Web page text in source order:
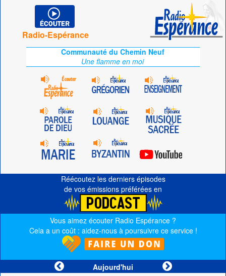
Radio-Espérance
Communauté du Chemin Neuf
Une flamme en moi
Réécoutez les derniers épisodes
de vos émissions préférées en
Vous aimez écouter Radio Espérance ?
Cela a un coût : aidez-nous à poursuivre ce service !
Aujourd'hui